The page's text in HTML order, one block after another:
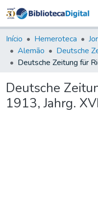
Início Hemeroteca
Alemão
Deutsche
1913, Jahrg.